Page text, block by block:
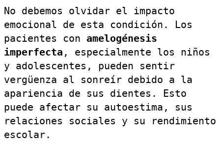
No debemos olvidar el impacto
emocional de esta condición. Los
pacientes con amelogénesis
imperfecta , especialmente los niños
y adolescentes, pueden sentir
vergüenza al sonreír debido a la
apariencia de sus dientes. Esto
puede afectar su autoestima, sus
relaciones sociales y su rendimiento
escolar.